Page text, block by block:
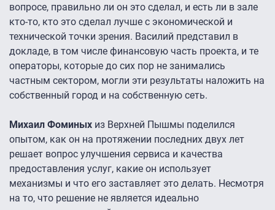
вопросе, правильно ли он это сделал, и есть ли в зале
кто-то, кто это сделал лучше с экономической и
технической точки зрения. Василий представил в
докладе, в том числе финансовую часть проекта, и те
операторы, которые до сих пор не занимались
частным сектором, могли эти результаты наложить на
собственный город и на собственную сеть.
Михаил Фоминых из Верхней Пышмы поделился
опытом, как он на протяжении последних двух лет
решает вопрос улучшения сервиса и качества
предоставления услуг, какие он использует
механизмы и что его заставляет это делать. Несмотря
на то, что решение не является идеально